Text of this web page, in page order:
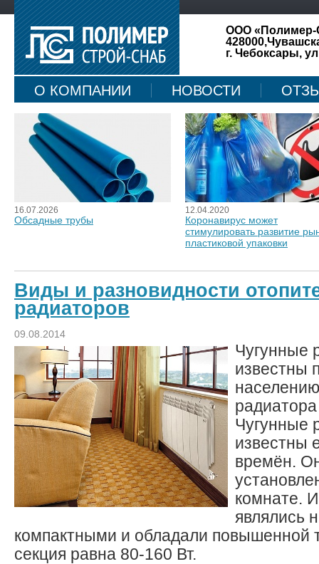
ООО «Полимер-
г. Чебоксары,
О КОМПАНИИ НОВОСТИ
КАРТА САЙТА
16.07.2026
Обсадные трубы
12.04.2020
Коронавирус может
стимулировать развитие
пластиковой упаковки
Виды и разновидности
радиаторов
09.08.2014
Чугунные
известны
Чугунные
известны
времён.
комнате.
являлись
компактными и обладали повышенной
секция равна 80-160 Вт.